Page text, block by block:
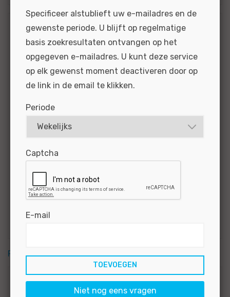
Open sollicitatie
Automonteur -
Landelijk
Ga je zelfstandig onderhoud uitvoeren aan
alle merken personenauto's Voer je diagnoses
uit en lees je technische systemen uit Sta je
BEKIJKEN
Gepubliceerd:
nr:
#MO|55871
RSS feed
Zoekcriteria
Specificeer alstublieft uw e-mailadres en de
gewenste periode. U blijft op regelmatige
basis zoekresultaten ontvangen op het
opgegeven e-mailadres. U kunt deze service
op elk gewenst moment deactiveren door op
de link in de email te klikken.
Periode
Captcha
E-mail
Niet nog eens vragen